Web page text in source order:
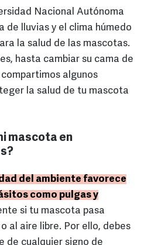
Nacional Autónoma
de lluvias y el clima húmedo
la salud de las mascotas.
hasta cambiar su cama de
algunos
la salud de tu mascota
mascota en
del ambiente favorece
como pulgas y
si tu mascota pasa
al aire libre. Por ello, debes
de cualquier signo de